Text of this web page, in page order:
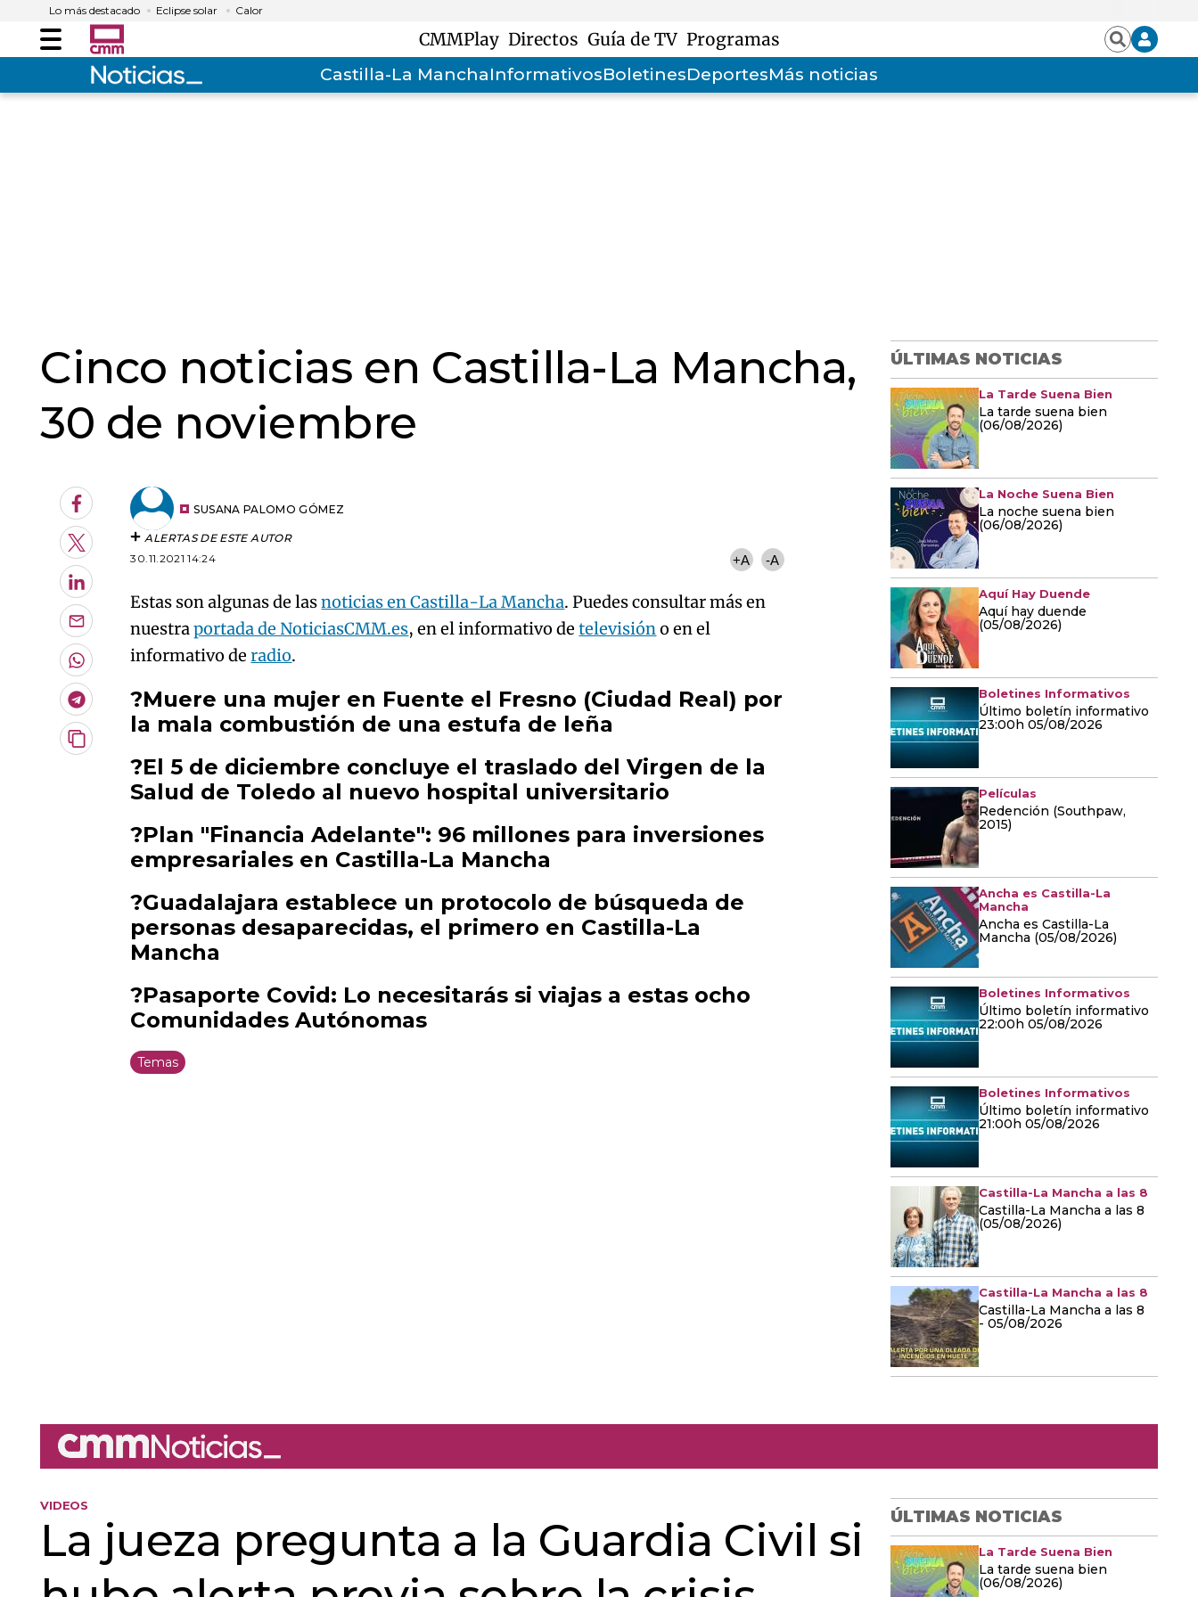
Lo más destacado Eclipse solar Calor
Menú CMMPlay Directos Guía de TV Programas BuscarIniciar
sesión
Castilla-La ManchaInformativosBoletinesDeportesMás noticias
Cinco noticias en Castilla-La Mancha,
30 de noviembre
Facebook
Twitter
LinkedIn
Enviar
por
Email
Whatsapp
Telegram
Copiar
artículo
SUSANA PALOMO GÓMEZ
ALERTAS DE ESTE AUTOR
30.11.2021 14:24
+A -A
Estas son algunas de lasnoticias en Castilla-La Mancha. Puedes consultar más en
nuestraportada de NoticiasCMM.es, en el informativo detelevisióno en el
informativo deradio.
?Muere una mujer en Fuente el Fresno (Ciudad Real) por
la mala combustión de una estufa de leña
?El 5 de diciembre concluye el traslado del Virgen de la
Salud de Toledo al nuevo hospital universitario
?Plan "Financia Adelante": 96 millones para inversiones
empresariales en Castilla-La Mancha
?Guadalajara establece un protocolo de búsqueda de
personas desaparecidas, el primero en Castilla-La
Mancha
?Pasaporte Covid: Lo necesitarás si viajas a estas ocho
Comunidades Autónomas
Temas
ÚLTIMAS NOTICIAS
La Tarde Suena Bien
La tarde suena bien
(06/08/2026)
La Noche Suena Bien
La noche suena bien
(06/08/2026)
Aquí Hay Duende
Aquí hay duende
(05/08/2026)
Boletines Informativos
Último boletín informativo
23:00h 05/08/2026
Películas
Redención (Southpaw,
2015)
Ancha es Castilla-La
Mancha
Ancha es Castilla-La
Mancha (05/08/2026)
Boletines Informativos
Último boletín informativo
22:00h 05/08/2026
Boletines Informativos
Último boletín informativo
21:00h 05/08/2026
Castilla-La Mancha a las 8
Castilla-La Mancha a las 8
(05/08/2026)
Castilla-La Mancha a las 8
Castilla-La Mancha a las 8
- 05/08/2026
VIDEOS
La jueza pregunta a la Guardia Civil si
ÚLTIMAS NOTICIAS
La Tarde Suena Bien
La tarde suena bien
(06/08/2026)